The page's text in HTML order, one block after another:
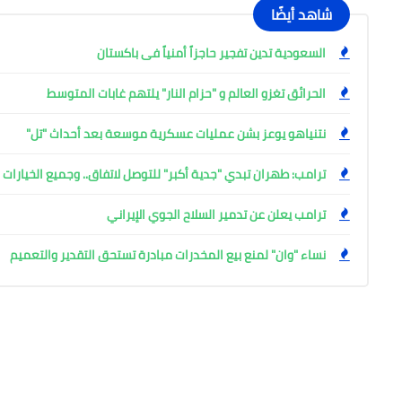
شاهد أيضًا
السعودية تدين تفجير حاجزاً أمنياً فى باكستان
الحرائق تغزو العالم و "حزام النار" يلتهم غابات المتوسط
نتنياهو يوعز بشن عمليات عسكرية موسعة بعد أحداث "تل"
ترامب: طهران تبدي "جدية أكبر" للتوصل لاتفاق.. وجميع
ترامب يعلن عن تدمير السلاح الجوي الإيراني
نساء "وان" لمنع بيع المخدرات مبادرة تستحق التقدير والتعميم